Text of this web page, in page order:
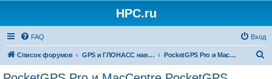
HPC.ru
FAQ Вход
Список форумов GPS и ГЛОНАСС навигация и оборудование для навигации PocketGPS Pro и MacCentre PocketGPS